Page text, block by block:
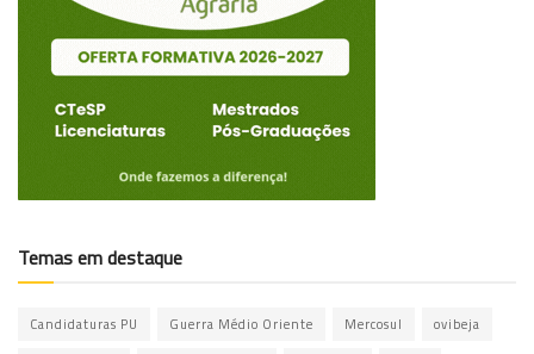
Temas em destaque
Candidaturas PU Guerra Médio Oriente Mercosul ovibeja